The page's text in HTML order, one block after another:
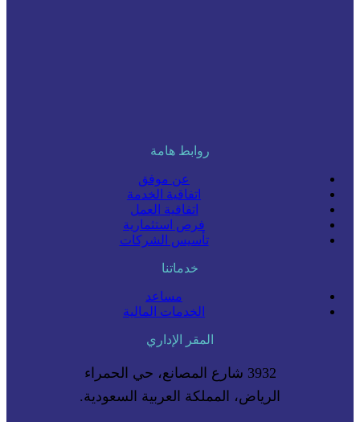
روابط هامة
عن موفق
اتفاقية الخدمة
اتفاقية العمل
فرص استثمارية
تأسيس الشركات
خدماتنا
مساعد
الخدمات المالية
المقر الإداري
3932 شارع المصانع، حي الحمراء
الرياض، المملكة العربية السعودية.